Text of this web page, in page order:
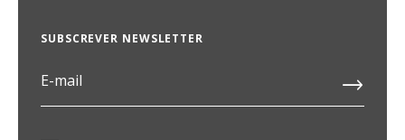
SUBSCREVER NEWSLETTER